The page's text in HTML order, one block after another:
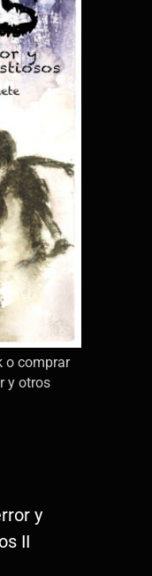
o comprar
y otros
y
II